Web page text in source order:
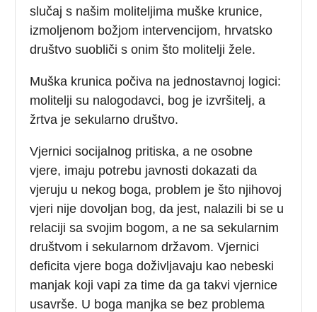
slučaj s našim moliteljima muške krunice,
izmoljenom božjom intervencijom, hrvatsko
društvo suobliči s onim što molitelji žele.
Muška krunica počiva na jednostavnoj logici:
molitelji su nalogodavci, bog je izvršitelj, a
žrtva je sekularno društvo.
Vjernici socijalnog pritiska, a ne osobne
vjere, imaju potrebu javnosti dokazati da
vjeruju u nekog boga, problem je što njihovoj
vjeri nije dovoljan bog, da jest, nalazili bi se u
relaciji sa svojim bogom, a ne sa sekularnim
društvom i sekularnom državom. Vjernici
deficita vjere boga doživljavaju kao nebeski
manjak koji vapi za time da ga takvi vjernice
usavrše. U boga manjka se bez problema